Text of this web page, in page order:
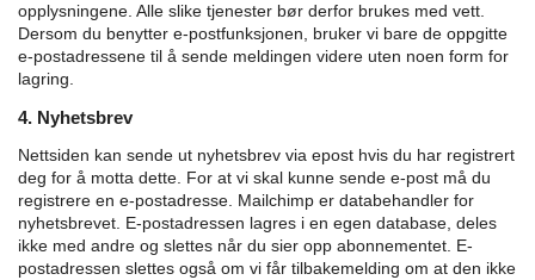
opplysningene. Alle slike tjenester bør derfor brukes med vett.
Dersom du benytter e-postfunksjonen, bruker vi bare de oppgitte
e-postadressene til å sende meldingen videre uten noen form for
lagring.
4. Nyhetsbrev
Nettsiden kan sende ut nyhetsbrev via epost hvis du har registrert
deg for å motta dette. For at vi skal kunne sende e-post må du
registrere en e-postadresse. Mailchimp er databehandler for
nyhetsbrevet. E-postadressen lagres i en egen database, deles
ikke med andre og slettes når du sier opp abonnementet. E-
postadressen slettes også om vi får tilbakemelding om at den ikke